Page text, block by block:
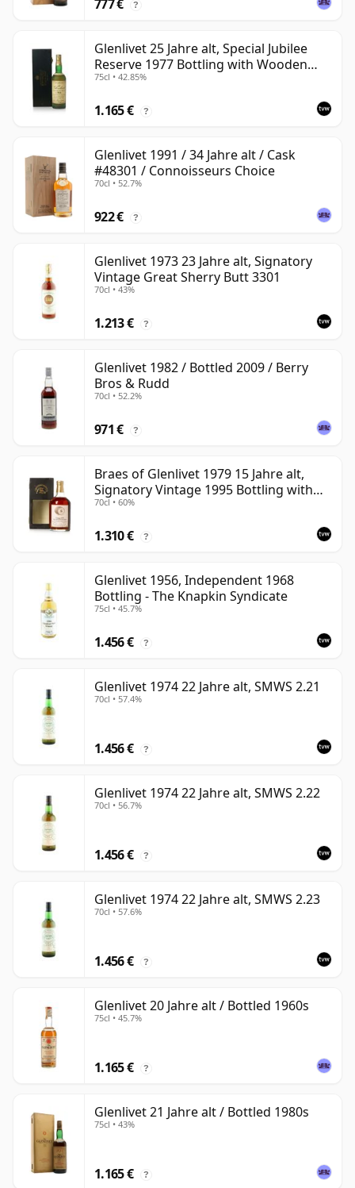
777 € ?
Glenlivet 25 Jahre alt, Special Jubilee
Reserve 1977 Bottling with Wooden
Case
75cl • 42.85%
1.165 € ?
Glenlivet 1991 / 34 Jahre alt / Cask
#48301 / Connoisseurs Choice
70cl • 52.7%
922 € ?
Glenlivet 1973 23 Jahre alt, Signatory
Vintage Great Sherry Butt 3301
70cl • 43%
1.213 € ?
Glenlivet 1982 / Bottled 2009 / Berry
Bros & Rudd
70cl • 52.2%
971 € ?
Braes of Glenlivet 1979 15 Jahre alt,
Signatory Vintage 1995 Bottling with
Case - Cask 16040
70cl • 60%
1.310 € ?
Glenlivet 1956, Independent 1968
Bottling - The Knapkin Syndicate
75cl • 45.7%
1.456 € ?
Glenlivet 1974 22 Jahre alt, SMWS 2.21
70cl • 57.4%
1.456 € ?
Glenlivet 1974 22 Jahre alt, SMWS 2.22
70cl • 56.7%
1.456 € ?
Glenlivet 1974 22 Jahre alt, SMWS 2.23
70cl • 57.6%
1.456 € ?
Glenlivet 20 Jahre alt / Bottled 1960s
75cl • 45.7%
1.165 € ?
Glenlivet 21 Jahre alt / Bottled 1980s
75cl • 43%
1.165 € ?